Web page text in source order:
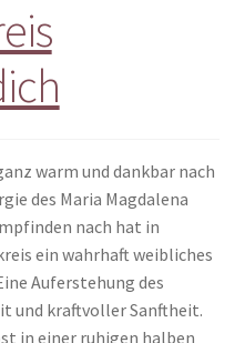
warm und dankbar nach
des Maria Magdalena
nach hat in
ein wahrhaft weibliches
Auferstehung des
und kraftvoller Sanftheit.
in einer ruhigen halben